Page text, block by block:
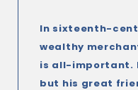
In sixteenth-
wealthy
is all-important.
but his great